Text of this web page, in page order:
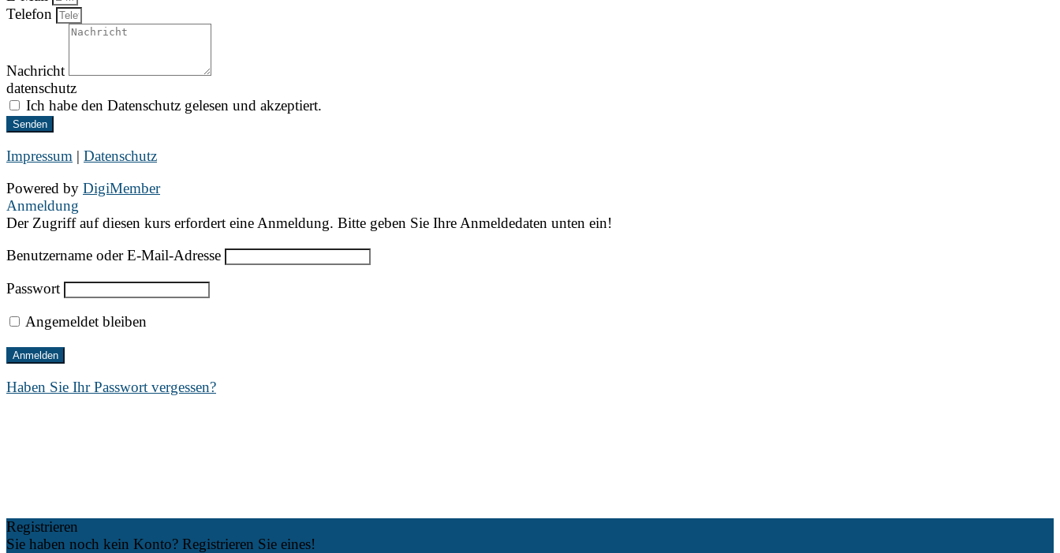
Telefon
Nachricht
datenschutz
Ich habe den Datenschutz gelesen und akzeptiert.
Senden
Impressum | Datenschutz
Powered by DigiMember
Anmeldung
Der Zugriff auf diesen kurs erfordert eine Anmeldung. Bitte geben Sie Ihre Anmeldedaten unten ein!
Benutzername oder E-Mail-Adresse
Passwort
Angemeldet bleiben
Haben Sie Ihr Passwort vergessen?
Registrieren
Sie haben noch kein Konto? Registrieren Sie eines!